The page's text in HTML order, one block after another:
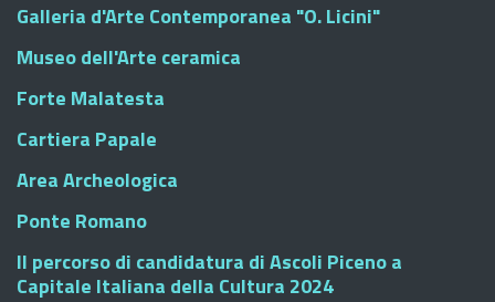
Galleria d'Arte Contemporanea "O. Licini"
Museo dell'Arte ceramica
Forte Malatesta
Cartiera Papale
Area Archeologica
Ponte Romano
Il percorso di candidatura di Ascoli Piceno a
Capitale Italiana della Cultura 2024